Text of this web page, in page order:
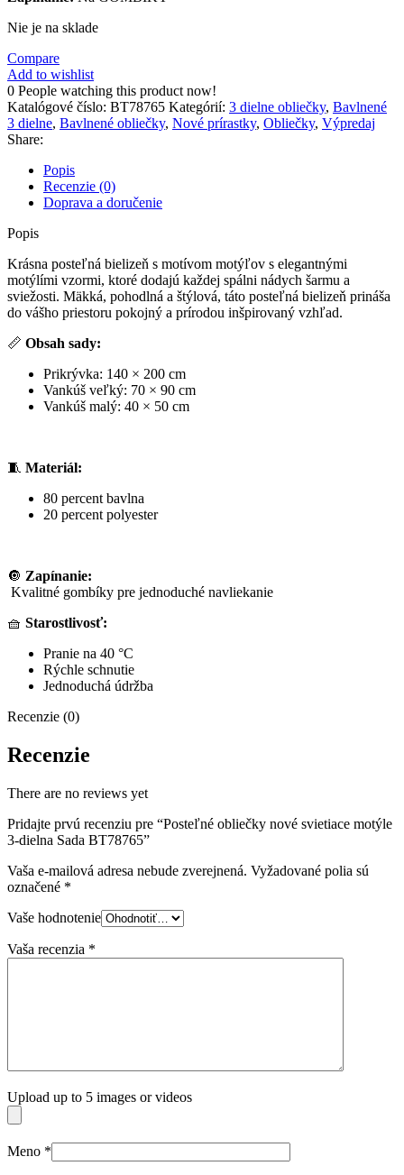
Nie je na sklade
Compare
Add to wishlist
0 People watching this product now!
Katalógové číslo: BT78765 Kategórií: 3 dielne obliečky, Bavlnené
3 dielne, Bavlnené obliečky, Nové prírastky, Obliečky, Výpredaj
Share:
Popis
Recenzie (0)
Doprava a doručenie
Popis
Krásna posteľná bielizeň s motívom motýľov s elegantnými
motýlími vzormi, ktoré dodajú každej spálni nádych šarmu a
sviežosti. Mäkká, pohodlná a štýlová, táto posteľná bielizeň prináša
do vášho priestoru pokojný a prírodou inšpirovaný vzhľad.
📏 Obsah sady:
Prikrývka: 140 × 200 cm
Vankúš veľký: 70 × 90 cm
Vankúš malý: 40 × 50 cm
🧵 Materiál:
80 percent bavlna
20 percent polyester
🔘 Zapínanie:
Kvalitné gombíky pre jednoduché navliekanie
🧺 Starostlivosť:
Pranie na 40 °C
Rýchle schnutie
Jednoduchá údržba
Recenzie (0)
Recenzie
There are no reviews yet
Pridajte prvú recenziu pre “Posteľné obliečky nové svietiace motýle
3-dielna Sada BT78765”
Vaša e-mailová adresa nebude zverejnená. Vyžadované polia sú
označené *
Vaše hodnotenie
Vaša recenzia *
Upload up to 5 images or videos
Meno *